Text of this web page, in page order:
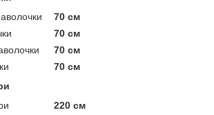
70 см
70 см
70 см
70 см
220 см